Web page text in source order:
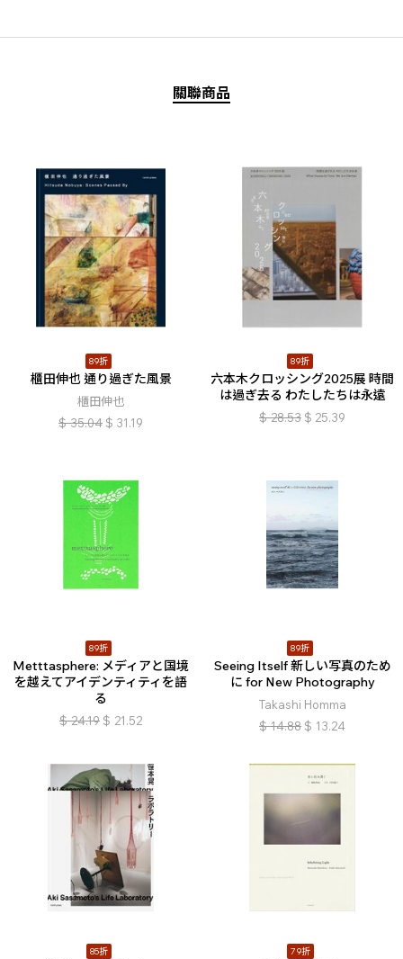
關聯商品
89折
櫃田伸也 通り過ぎた風景
櫃田伸也
$ 35.04 $ 31.19
89折
六本木クロッシング2025展 時間
は過ぎ去る わたしたちは永遠
$ 28.53 $ 25.39
89折
Metttasphere: メディアと国境
を越えてアイデンティティを語
る
$ 24.19 $ 21.52
89折
Seeing Itself 新しい写真のため
に for New Photography
Takashi Homma
$ 14.88 $ 13.24
85折 79折